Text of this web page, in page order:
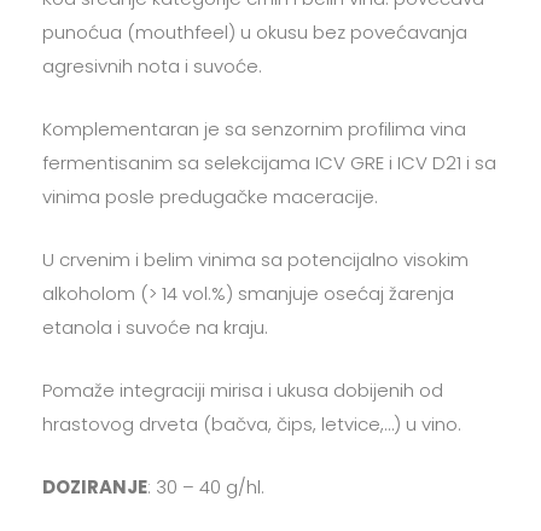
punoćua (mouthfeel) u okusu bez povećavanja
agresivnih nota i suvoće.
Komplementaran je sa senzornim profilima vina
fermentisanim sa selekcijama ICV GRE i ICV D21 i sa
vinima posle predugačke maceracije.
U crvenim i belim vinima sa potencijalno visokim
alkoholom (> 14 vol.%) smanjuje osećaj žarenja
etanola i suvoće na kraju.
Pomaže integraciji mirisa i ukusa dobijenih od
hrastovog drveta (bačva, čips, letvice,…) u vino.
DOZIRANJE: 30 – 40 g/hl.